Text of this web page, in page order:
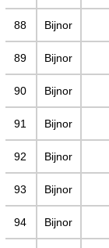
88 Bijnor
89 Bijnor
90 Bijnor
91 Bijnor
92 Bijnor
93 Bijnor
94 Bijnor